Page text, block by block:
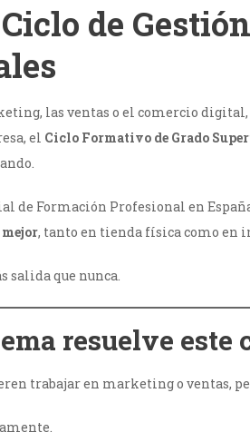
de
las ventas o el comercio
el Ciclo Formativo de Grado
de Formación Profesional en
, tanto en tienda física como en
salida que nunca.
resuelve este
trabajar en marketing o ventas,